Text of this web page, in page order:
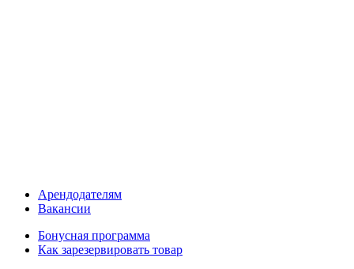
Арендодателям
Вакансии
Бонусная программа
Как зарезервировать товар